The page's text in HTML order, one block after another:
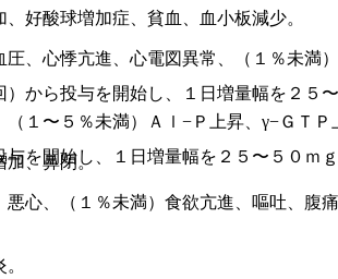
好酸球増加症、貧血、血小板減少。
、心悸亢進、心電図異常、（１％未満
〜５％未満）Ａｌ−Ｐ上昇、γ−ＧＴ
、鼻閉。
心、（１％未満）食欲亢進、嘔吐、腹
から投与を開始し、１日増量幅を２５
を開始し、１日増量幅を２５〜５０ｍ